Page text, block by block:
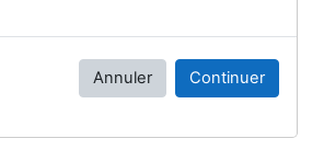
Annuler Continuer